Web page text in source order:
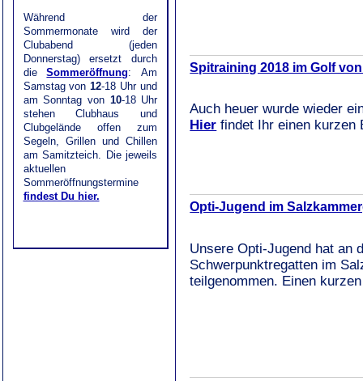
Während der
Sommermonate wird der
Clubabend (jeden
Donnerstag) ersetzt durch
dieSommeröffnung: Am
Samstag von12-18 Uhr und
am Sonntag von 10-18 Uhr
stehen Clubhaus und
Clubgelände offen zum
Segeln, Grillen und Chillen
am Samitzteich. Die jeweils
aktuellen
Sommeröffnungstermine
findest Du hier.
Spitraining 2018 im Golf
Auch heuer wurde wieder
Hier findet Ihr einen kurzen
Opti-Jugend im
UnsereOpti-Jugend hat an
Schwerpunktregatten im
teilgenommen. Einen